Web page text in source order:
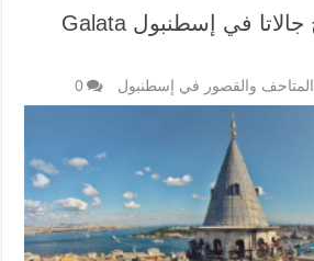
برج غلاطة أو برج جالاتا في إسطنبول Galata
المتاحف والقصور في إسطنبول 0